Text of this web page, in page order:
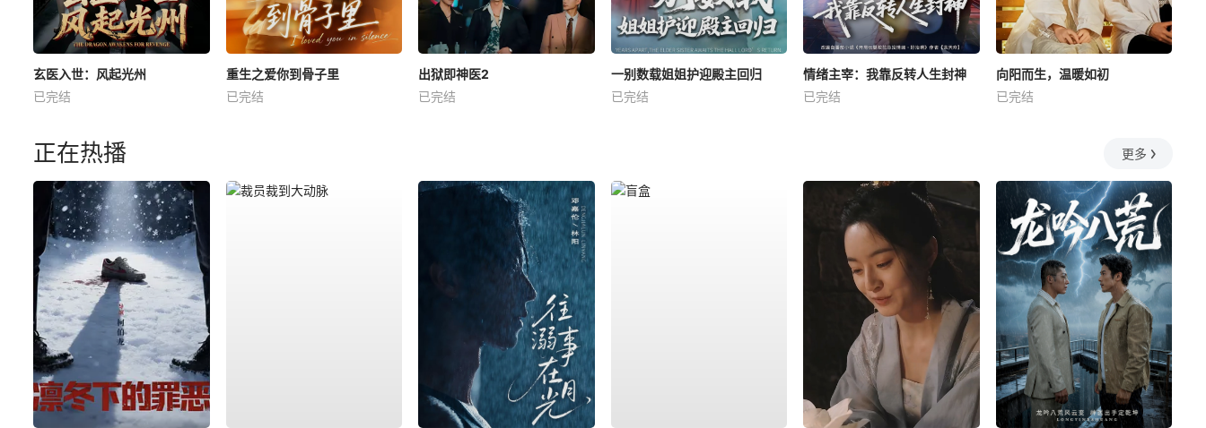
玄医入世：风起光州
已完结
重生之爱你到骨子里
已完结
出狱即神医2
已完结
一别数载姐姐护迎殿主回归
已完结
情绪主宰：我靠反转人生封神
已完结
向阳而生，温暖如初
已完结
正在热播 更多